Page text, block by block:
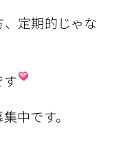
定期的じゃな
す
中です。